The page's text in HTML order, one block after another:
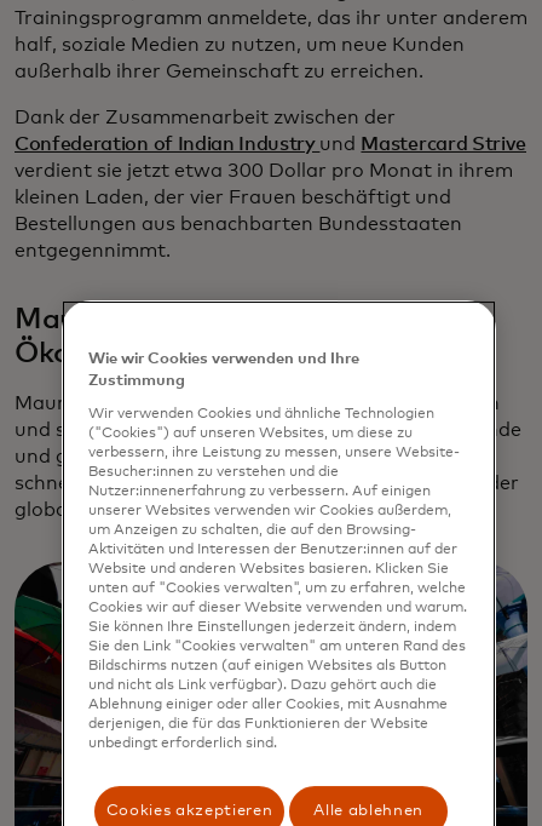
Trainingsprogramm anmeldete, das ihr unter anderem
half, soziale Medien zu nutzen, um neue Kunden
außerhalb ihrer Gemeinschaft zu erreichen.
Dank der Zusammenarbeit zwischen der
Confederation of Indian Industry und Mastercard Strive
verdient sie jetzt etwa 300 Dollar pro Monat in ihrem
kleinen Laden, der vier Frauen beschäftigt und
Bestellungen aus benachbarten Bundesstaaten
entgegennimmt.
Mauritius setzt auf ein digitales
Ökosystem
Mauritius ist ein winziger Punkt im Indischen Ozean
und seit langem bekannt für seine tropischen Strände
und gehobenen Hochzeitshotels. Jetzt will es die
schnelle Digitalisierung nutzen, um seinen Platz in der
globalen Wirtschaft einzunehmen.
Wie wir Cookies verwenden und Ihre
Zustimmung
Wir verwenden Cookies und ähnliche Technologien
("Cookies") auf unseren Websites, um diese zu
verbessern, ihre Leistung zu messen, unsere Website-
Besucher:innen zu verstehen und die
Nutzer:innenerfahrung zu verbessern. Auf einigen
unserer Websites verwenden wir Cookies außerdem,
um Anzeigen zu schalten, die auf den Browsing-
Aktivitäten und Interessen der Benutzer:innen auf der
Website und anderen Websites basieren. Klicken Sie
unten auf "Cookies verwalten", um zu erfahren, welche
Cookies wir auf dieser Website verwenden und warum.
Sie können Ihre Einstellungen jederzeit ändern, indem
Sie den Link "Cookies verwalten" am unteren Rand des
Bildschirms nutzen (auf einigen Websites als Button
und nicht als Link verfügbar). Dazu gehört auch die
Ablehnung einiger oder aller Cookies, mit Ausnahme
derjenigen, die für das Funktionieren der Website
unbedingt erforderlich sind.
Cookies akzeptieren Alle ablehnen